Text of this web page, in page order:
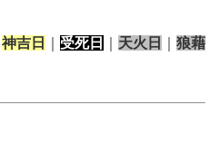
神吉日 受死日 天火日
狼藉